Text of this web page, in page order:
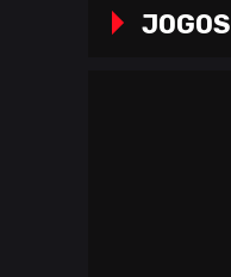
JOGOS